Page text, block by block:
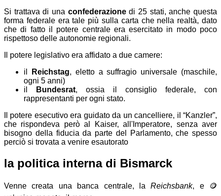
Si trattava di una confederazionedi 25 stati, anche questa
forma federale era tale più sulla carta che nella realtà, dato
che di fatto il potere centrale era esercitato in modo poco
rispettoso delle autonomie regionali.
Il potere legislativo era affidato a due camere:
il
Reichstag, eletto a suffragio universale (maschile,
ogni 5 anni)
il
Bundesrat, ossia il consiglio federale, con
rappresentanti per ogni stato.
Il potere esecutivo era guidato da un cancelliere, il “Kanzler”,
che rispondeva però al Kaiser, all'Imperatore, senza aver
bisogno della fiducia da parte del Parlamento, che spesso
perciò si trovata a venire esautorato
la politica interna di Bismarck
Venne creata una banca centrale, laReichsbank, e 🪙